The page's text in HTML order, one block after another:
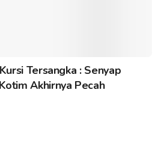
Tersangka : Senyap
Akhirnya Pecah